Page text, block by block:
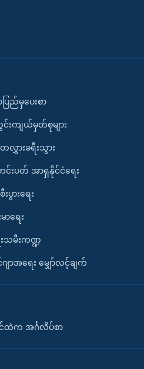
ပြည်မှပေးစာ
င်းကျယ်မှတ်စုများ
တလွှားခရီးသွား
းပတ် အာရှနိုင်ငံရေး
ပွားရေး
ာရေး
သမီးကဏ္ဍ
ျာအရေး မျှော်လင့်ချက်
ထဲက အင်္ဂလိပ်စာ